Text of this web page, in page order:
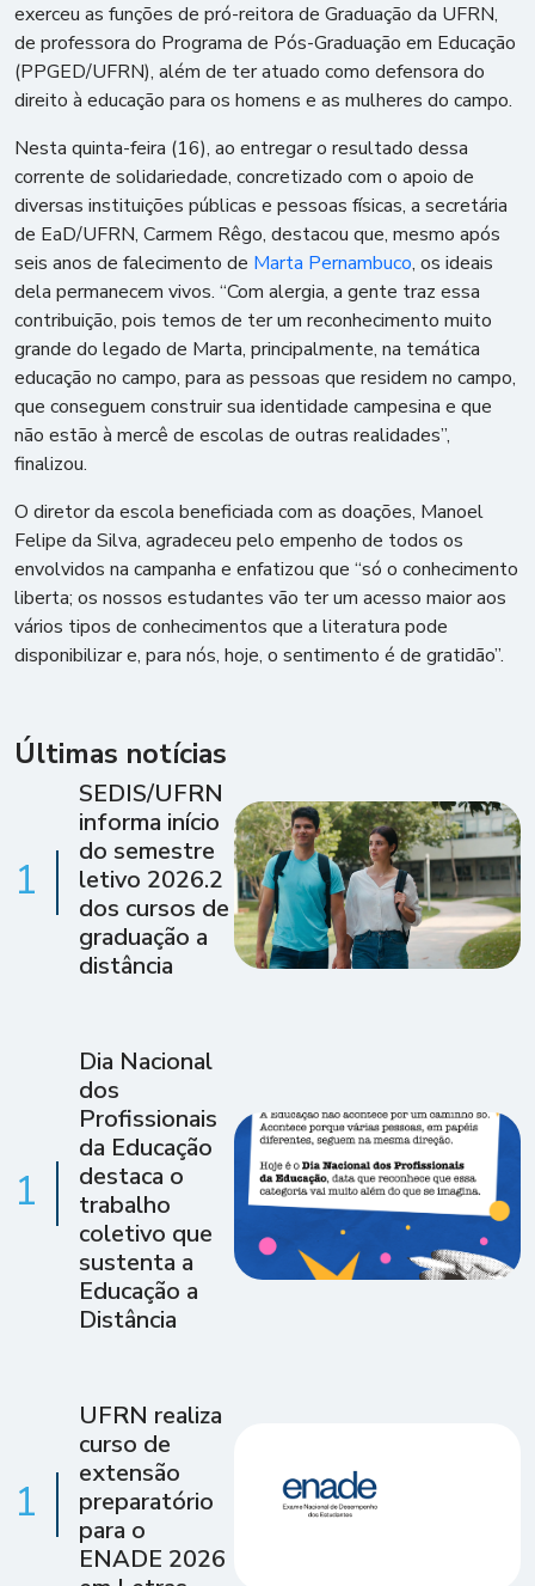
exerceu as funções de pró-reitora de Graduação da UFRN,
de professora do Programa de Pós-Graduação em Educação
(PPGED/UFRN), além de ter atuado como defensora do
direito à educação para os homens e as mulheres do campo.
Nesta quinta-feira (16), ao entregar o resultado dessa
corrente de solidariedade, concretizado com o apoio de
diversas instituições públicas e pessoas físicas, a secretária
de EaD/UFRN, Carmem Rêgo, destacou que, mesmo após
seis anos de falecimento de Marta Pernambuco, os ideais
dela permanecem vivos. “Com alergia, a gente traz essa
contribuição, pois temos de ter um reconhecimento muito
grande do legado de Marta, principalmente, na temática
educação no campo, para as pessoas que residem no campo,
que conseguem construir sua identidade campesina e que
não estão à mercê de escolas de outras realidades”,
finalizou.
O diretor da escola beneficiada com as doações, Manoel
Felipe da Silva, agradeceu pelo empenho de todos os
envolvidos na campanha e enfatizou que “só o conhecimento
liberta; os nossos estudantes vão ter um acesso maior aos
vários tipos de conhecimentos que a literatura pode
disponibilizar e, para nós, hoje, o sentimento é de gratidão”.
Últimas notícias
1
SEDIS/UFRN
informa início
do semestre
letivo 2026.2
dos cursos de
graduação a
distância
1
Dia Nacional
dos
Profissionais
da Educação
destaca o
trabalho
coletivo que
sustenta a
Educação a
Distância
1
UFRN realiza
curso de
extensão
preparatório
para o
ENADE 2026